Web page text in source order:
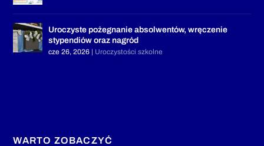
Uroczyste pożegnanie absolwentów, wręczenie
stypendiów oraz nagród
cze 26, 2026 | Uroczystości szkolne
WARTO ZOBACZYĆ